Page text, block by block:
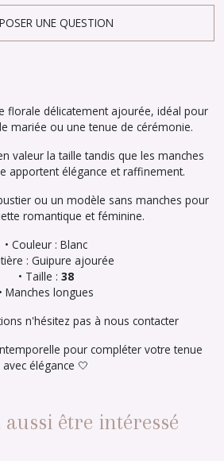
UNE QUESTION
florale délicatement ajourée, idéal pour
mariée ou une tenue de cérémonie.
valeur la taille tandis que les manches
apportent élégance et raffinement.
ou un modèle sans manches pour
romantique et féminine.
• Couleur : Blanc
: Guipure ajourée
• Taille : 38
• Manches longues
n'hésitez pas à nous contacter
pour compléter votre tenue
avec élégance 🤍
être intéressé